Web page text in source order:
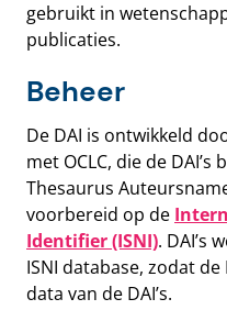
gebruikt in
publicaties.
Beheer
De DAI is ontwikkeld
met OCLC, die de
Thesaurus
voorbereid op de
Identifier (ISNI). DAI’s
ISNI database, zodat
data van de DAI’s.